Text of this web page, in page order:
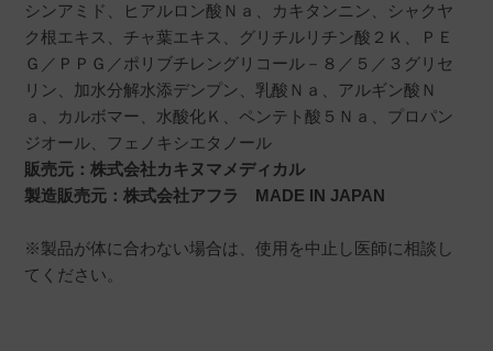
シンアミド、ヒアルロン酸Ｎａ、カキタンニン、シャクヤ
ク根エキス、チャ葉エキス、グリチルリチン酸２Ｋ、ＰＥ
Ｇ／ＰＰＧ／ポリブチレングリコール－８／５／３グリセ
リン、加水分解水添デンプン、乳酸Ｎａ、アルギン酸Ｎ
ａ、カルボマー、水酸化Ｋ、ペンテト酸５Ｎａ、プロパン
ジオール、フェノキシエタノール
販売元：株式会社カキヌマメディカル
製造販売元：株式会社アフラ MADE IN JAPAN
※製品が体に合わない場合は、使用を中止し医師に相談し
てください。